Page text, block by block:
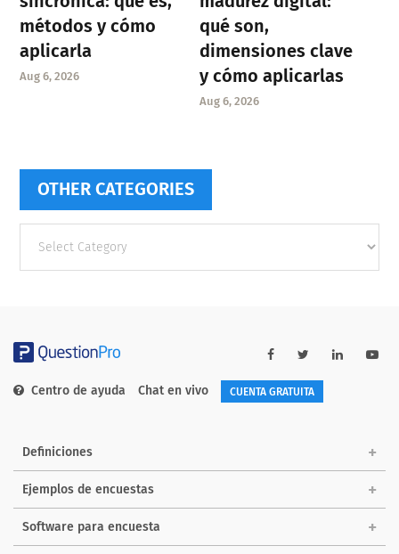
métodos y cómo
aplicarla
Aug 6, 2026
qué son,
dimensiones clave
y cómo aplicarlas
Aug 6, 2026
OTHER CATEGORIES
categories
Centro de ayuda Chat en vivo CUENTA GRATUITA
Definiciones
Ejemplos de encuestas
Software para encuesta